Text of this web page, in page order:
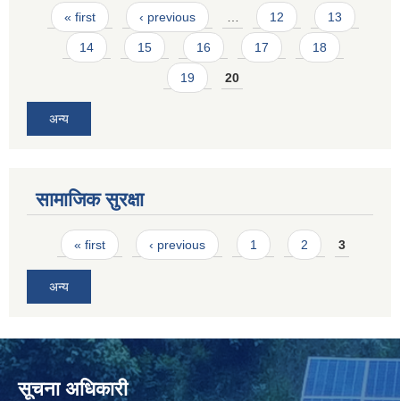
Pages
« first ‹ previous 12 13
14 15 16 17 18
19 20
अन्य
सामाजिक सुरक्षा
Pages
« first ‹ previous 1 2 3
अन्य
सूचना अधिकारी